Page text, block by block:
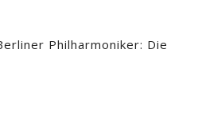
Philharmoniker: Die